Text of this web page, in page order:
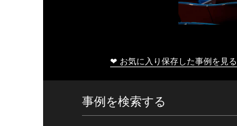
❤ お気に入り保存した事例を見る
事例を検索する